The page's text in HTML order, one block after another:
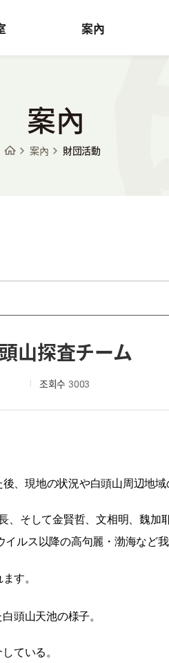
案內
案內
案內 財団活動
山探査チーム
조회수 3003
後、現地の状況や白頭山周辺地域
、そして金賢哲、文相明、魏加
イルス 以降の高句麗 ・ 渤海など我
す。
頭山天池の様子。
ている。